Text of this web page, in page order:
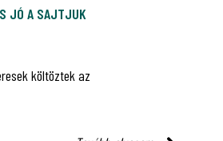
JÓ A SAJTJUK
költöztek az